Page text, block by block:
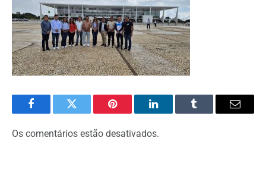
FacebookTwitter Pinterest O
LinkedIn
Tumblr
E-
Os comentários estão desativados.